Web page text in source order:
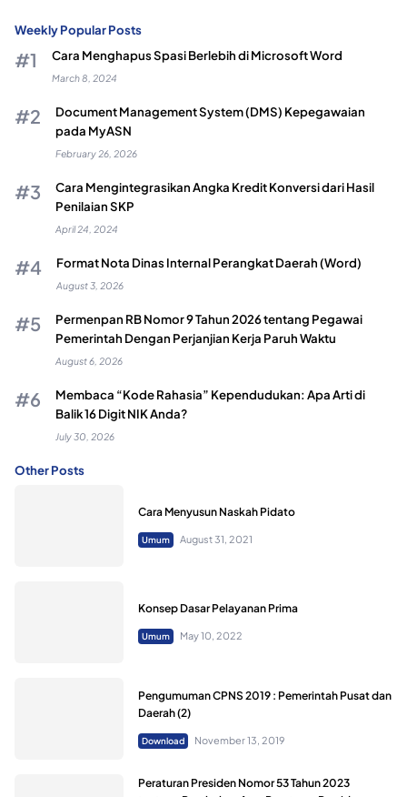
Weekly Popular Posts
Cara Menghapus Spasi Berlebih di Microsoft Word
March 8, 2024
Document Management System (DMS) Kepegawaian
pada MyASN
February 26, 2026
Cara Mengintegrasikan Angka Kredit Konversi dari Hasil
Penilaian SKP
April 24, 2024
Format Nota Dinas Internal Perangkat Daerah (Word)
August 3, 2026
Permenpan RB Nomor 9 Tahun 2026 tentang Pegawai
Pemerintah Dengan Perjanjian Kerja Paruh Waktu
August 6, 2026
Membaca “Kode Rahasia” Kependudukan: Apa Arti di
Balik 16 Digit NIK Anda?
July 30, 2026
Other Posts
Cara Menyusun Naskah Pidato
Umum August 31, 2021
Konsep Dasar Pelayanan Prima
Umum May 10, 2022
Pengumuman CPNS 2019 : Pemerintah Pusat dan
Daerah (2)
Download November 13, 2019
Peraturan Presiden Nomor 53 Tahun 2023